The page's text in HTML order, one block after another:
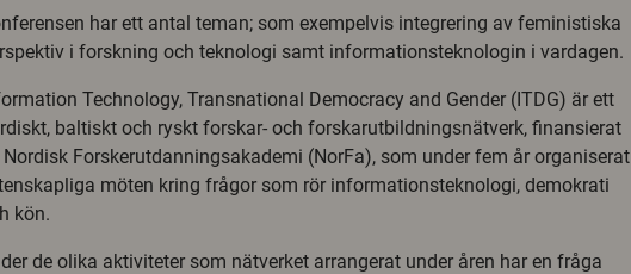
har ett antal teman; som exempelvis integrering av feministiska
i forskning och teknologi samt informationsteknologin i vardagen.
Technology, Transnational Democracy and Gender (ITDG) är ett
baltiskt och ryskt forskar- och forskarutbildningsnätverk, finansierat
Nordisk Forskerutdanningsakademi (NorFa), som under fem år organiserat
möten kring frågor som rör informationsteknologi, demokrati
kön.
de olika aktiviteter som nätverket arrangerat under åren har en fråga